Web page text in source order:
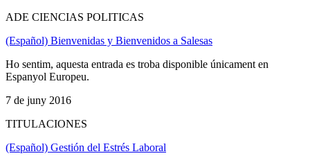
ADE CIENCIAS POLITICAS
(Español) Bienvenidas y Bienvenidos a Salesas
Ho sentim, aquesta entrada es troba disponible únicament en
Espanyol Europeu.
7 de juny 2016
TITULACIONES
(Español) Gestión del Estrés Laboral